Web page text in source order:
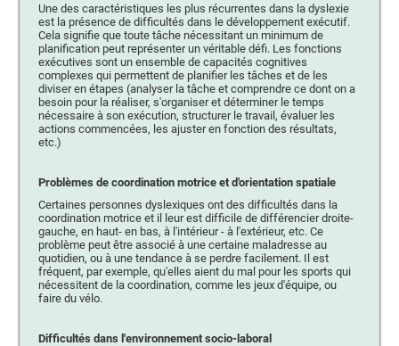
Une des caractéristiques les plus récurrentes dans la dyslexie
est la présence de difficultés dans le développement exécutif.
Cela signifie que toute tâche nécessitant un minimum de
planification peut représenter un véritable défi. Les fonctions
exécutives sont un ensemble de capacités cognitives
complexes qui permettent de planifier les tâches et de les
diviser en étapes (analyser la tâche et comprendre ce dont on a
besoin pour la réaliser, s'organiser et déterminer le temps
nécessaire à son exécution, structurer le travail, évaluer les
actions commencées, les ajuster en fonction des résultats,
etc.)
Problèmes de coordination motrice et d'orientation spatiale
Certaines personnes dyslexiques ont des difficultés dans la
coordination motrice et il leur est difficile de différencier droite-
gauche, en haut- en bas, à l'intérieur - à l'extérieur, etc. Ce
problème peut être associé à une certaine maladresse au
quotidien, ou à une tendance à se perdre facilement. Il est
fréquent, par exemple, qu'elles aient du mal pour les sports qui
nécessitent de la coordination, comme les jeux d'équipe, ou
faire du vélo.
Difficultés dans l'environnement socio-laboral